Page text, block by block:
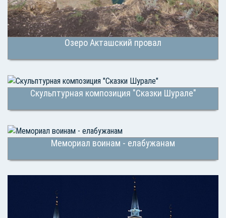
Озеро Акташский провал
Скульптурная композиция "Сказки Шурале"
Мемориал воинам - елабужанам